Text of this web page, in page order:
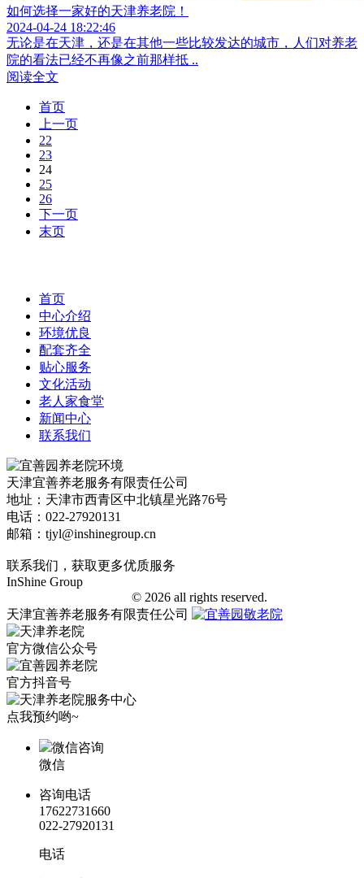
如何选择一家好的天津养老院！
2024-04-24 18:22:46
无论是在天津，还是在其他一些比较发达的城市，人们对养老
院的看法已经不再像之前那样抵 ..
阅读全文
首页
上一页
22
23
24
25
26
下一页
末页
首页
中心介绍
环境优良
配套齐全
贴心服务
文化活动
老人家食堂
新闻中心
联系我们
天津宜善养老服务有限责任公司
地址：天津市西青区中北镇星光路76号
电话：022-27920131
邮箱：tjyl@inshinegroup.cn
联系我们，获取更多优质服务
InShine Group
© 2026 all rights reserved.
天津宜善养老服务有限责任公司
官方微信公众号
官方抖音号
点我预约哟~
微信咨询
微信
咨询电话
17622731660
022-27920131
电话